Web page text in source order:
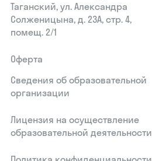
Таганский, ул. Александра
Солженицына, д. 23А, стр. 4,
помещ. 2/1
Оферта
Сведения об образовательной
организации
Лицензия на осуществление
образовательной деятельности